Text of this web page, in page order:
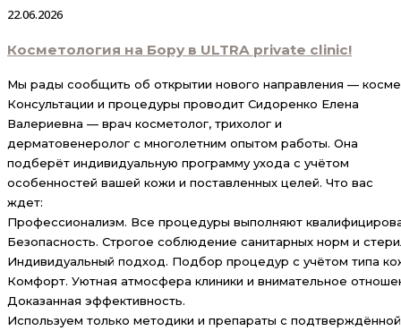
22.06.2026
Косметология на Бору в ULTRA private clinic!
Мы рады сообщить об открытии нового направления —
Консультации и процедуры проводит Сидоренко Елена
Валериевна — врач косметолог, трихолог и
дерматовенеролог с многолетним опытом работы. Она
подберёт индивидуальную программу ухода с учётом
особенностей вашей кожи и поставленных целей. Что вас
ждет:
Профессионализм. Все процедуры выполняют
Безопасность. Строгое соблюдение санитарных норм и
Индивидуальный подход. Подбор процедур с учётом типа
Комфорт. Уютная атмосфера клиники и внимательное
Доказанная эффективность.
Используем только методики и препараты с подтверждённой